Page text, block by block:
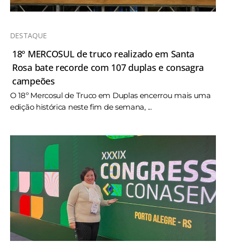
DESTAQUE
18º MERCOSUL de truco realizado em Santa
Rosa bate recorde com 107 duplas e consagra
campeões
O 18º Mercosul de Truco em Duplas encerrou mais uma
edição histórica neste fim de semana, ...